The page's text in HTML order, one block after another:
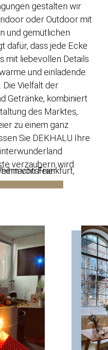
gestalten wir
oder Outdoor mit
und gemütlichen
dafür, dass jede Ecke
mit liebevollen Details
und einladende
Vielfalt der
Getränke, kombiniert
des Marktes,
zu einem ganz
Sie DEKHALU Ihre
verzaubern wird.